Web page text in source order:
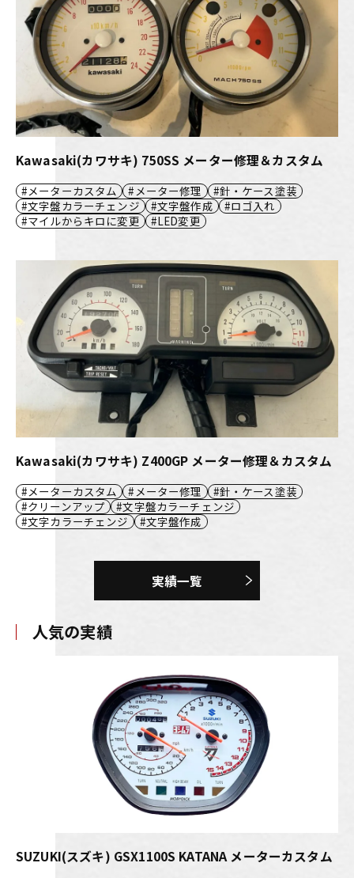
Kawasaki(カワサキ) 750SS メーター修理＆カスタム
メーターカスタム メーター修理
針・ケース塗装
文字盤カラーチェンジ
文字盤作成
ロゴ入れ
マイルからキロに変更
LED変更
Kawasaki(カワサキ) Z400GP メーター修理＆カスタム
メーターカスタム メーター修理
針・ケース塗装
クリーンアップ
文字盤カラーチェンジ
文字カラーチェンジ
文字盤作成
実績一覧
人気の実績
SUZUKI(スズキ) GSX1100S KATANA メーターカスタム